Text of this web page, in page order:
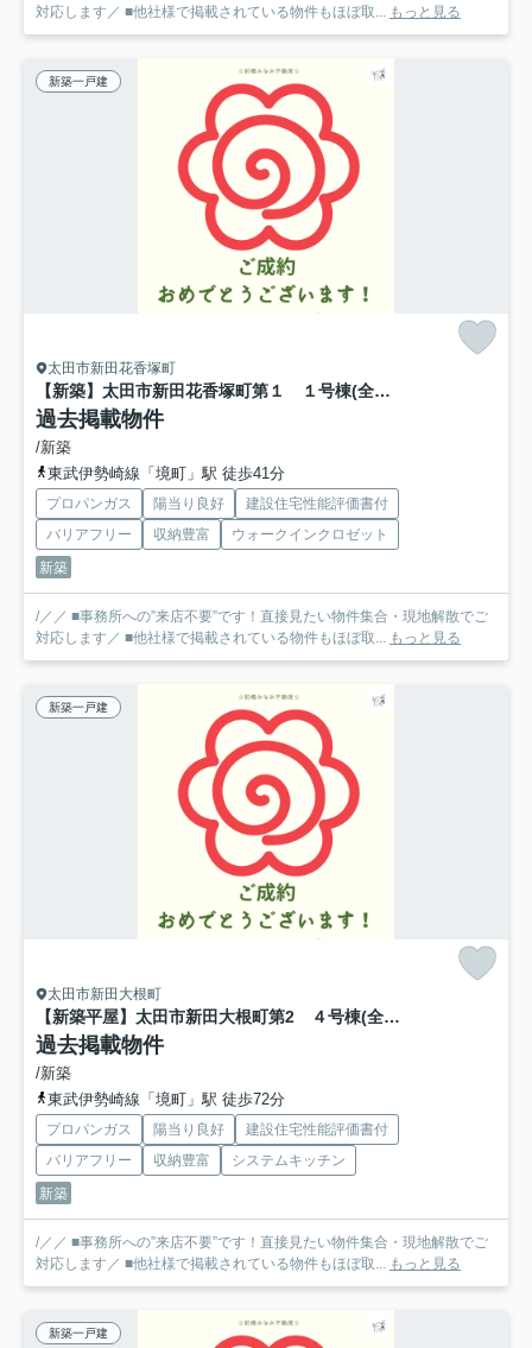
対応します／ ■他社様で掲載されている物件もほぼ取...
もっと見る
新築一戸建
太田市新田花香塚町
【新築】太田市新田花香塚町第１ １号棟(全３棟) リーブルガーデン 新築建売分譲
過去掲載物件
/新築
東武伊勢崎線「境町」駅 徒歩41分
プロパンガス 陽当り良好
建設住宅性能評価書付
バリアフリー
収納豊富
ウォークインクロゼット
新築
/／／ ■事務所への”来店不要”です！直接見たい物件集合・現地解散でご
対応します／ ■他社様で掲載されている物件もほぼ取...
もっと見る
新築一戸建
太田市新田大根町
【新築平屋】太田市新田大根町第2 ４号棟(全４棟) クレイドルガーデン 新築建売分譲
過去掲載物件
/新築
東武伊勢崎線「境町」駅 徒歩72分
プロパンガス 陽当り良好
建設住宅性能評価書付
バリアフリー
収納豊富
システムキッチン
新築
/／／ ■事務所への”来店不要”です！直接見たい物件集合・現地解散でご
対応します／ ■他社様で掲載されている物件もほぼ取...
もっと見る
新築一戸建